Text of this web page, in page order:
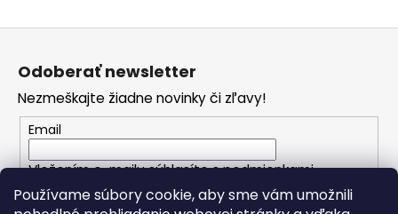
Používame súbory cookie, aby sme vám umožnili
e
Odoberať newsletter
Nezmeškajte žiadne novinky či zľavy!
Email
Vložením e-mailu súhlasíte spodmienkami
ochrany osobných údajov